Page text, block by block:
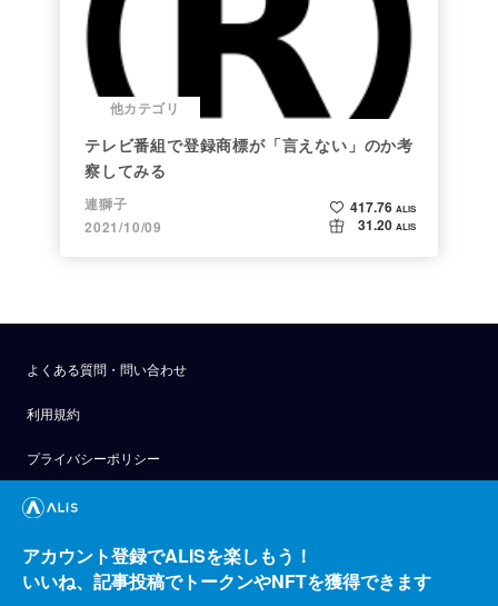
他カテゴリ
テレビ番組で登録商標が「言えない」のか考
察してみる
連獅子
2021/10/09
417.76 ALIS
31.20 ALIS
よくある質問・問い合わせ
利用規約
プライバシーポリシー
公式アナウンス
技術ブログ
API
アカウント登録でALISを楽しもう！
いいね、記事投稿でトークンやNFTを獲得できます